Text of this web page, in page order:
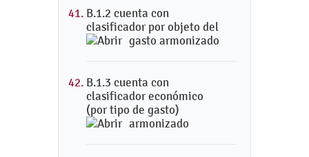
B.1.2 cuenta con
clasificador por objeto del
gasto armonizado
B.1.3 cuenta con
clasificador económico
(por tipo de gasto)
armonizado